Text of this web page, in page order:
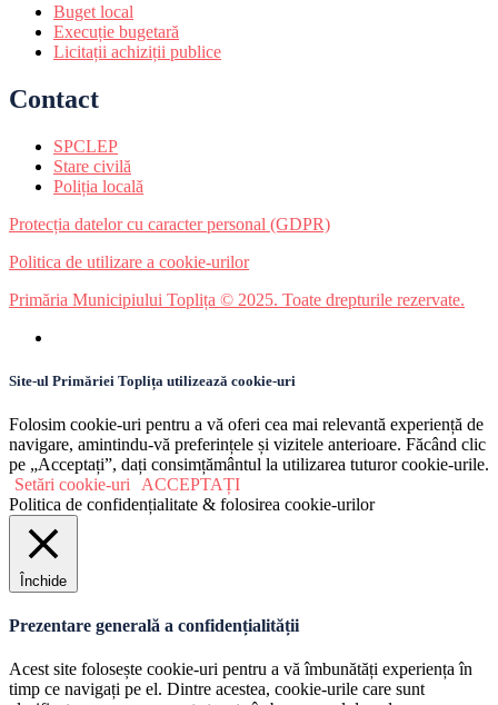
Buget local
Execuție bugetară
Licitații achiziții publice
Contact
SPCLEP
Stare civilă
Poliția locală
Protecția datelor cu caracter personal (GDPR)
Politica de utilizare a cookie-urilor
Primăria Municipiului Toplița © 2025. Toate drepturile rezervate.
Site-ul Primăriei Toplița utilizează cookie-uri
Folosim cookie-uri pentru a vă oferi cea mai relevantă experiență de
navigare, amintindu-vă preferințele și vizitele anterioare. Făcând clic
pe „Acceptați”, dați consimțământul la utilizarea tuturor cookie-urile.
Setări cookie-uri
ACCEPTAȚI
Politica de confidențialitate & folosirea cookie-urilor
Închide
Prezentare generală a confidențialității
Acest site folosește cookie-uri pentru a vă îmbunătăți experiența în
timp ce navigați pe el. Dintre acestea, cookie-urile care sunt